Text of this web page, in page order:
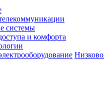
системы
и комфорта